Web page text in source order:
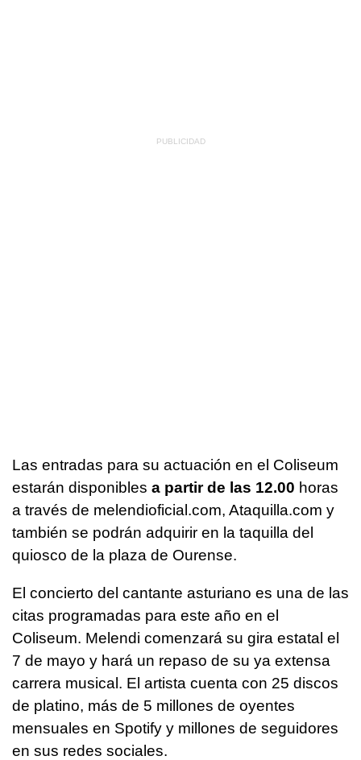
Las entradas para su actuación en el Coliseum
estarán disponibles a partir de las 12.00 horas
a través de melendioficial.com, Ataquilla.com y
también se podrán adquirir en la taquilla del
quiosco de la plaza de Ourense.
El concierto del cantante asturiano es una de las
citas programadas para este año en el
Coliseum. Melendi comenzará su gira estatal el
7 de mayo y hará un repaso de su ya extensa
carrera musical. El artista cuenta con 25 discos
de platino, más de 5 millones de oyentes
mensuales en Spotify y millones de seguidores
en sus redes sociales.